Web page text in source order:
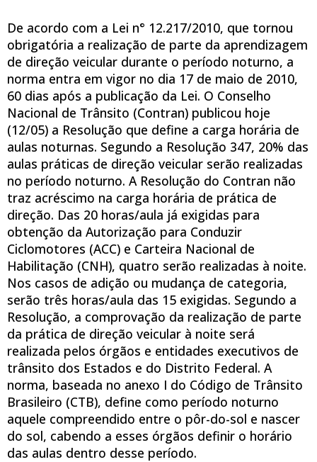
De acordo com a Lei n° 12.217/2010, que tornou
obrigatória a realização de parte da aprendizagem
de direção veicular durante o período noturno, a
norma entra em vigor no dia 17 de maio de 2010,
60 dias após a publicação da Lei. O Conselho
Nacional de Trânsito (Contran) publicou hoje
(12/05) a Resolução que define a carga horária de
aulas noturnas. Segundo a Resolução 347, 20% das
aulas práticas de direção veicular serão realizadas
no período noturno. A Resolução do Contran não
traz acréscimo na carga horária de prática de
direção. Das 20 horas/aula já exigidas para
obtenção da Autorização para Conduzir
Ciclomotores (ACC) e Carteira Nacional de
Habilitação (CNH), quatro serão realizadas à noite.
Nos casos de adição ou mudança de categoria,
serão três horas/aula das 15 exigidas. Segundo a
Resolução, a comprovação da realização de parte
da prática de direção veicular à noite será
realizada pelos órgãos e entidades executivos de
trânsito dos Estados e do Distrito Federal. A
norma, baseada no anexo I do Código de Trânsito
Brasileiro (CTB), define como período noturno
aquele compreendido entre o pôr-do-sol e nascer
do sol, cabendo a esses órgãos definir o horário
das aulas dentro desse período.